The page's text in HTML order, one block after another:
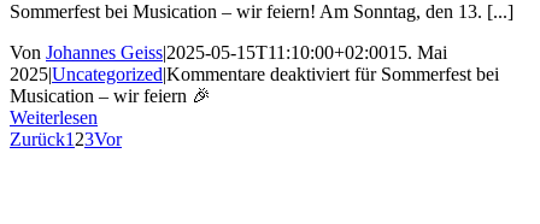
Sommerfest bei Musication – wir feiern! Am Sonntag, den 13. [...]
Von Johannes Geiss|2025-05-15T11:10:00+02:0015. Mai
2025|Uncategorized|Kommentare deaktiviertfür Sommerfest bei
Musication – wir feiern 🎉
Weiterlesen
Zurück123Vor